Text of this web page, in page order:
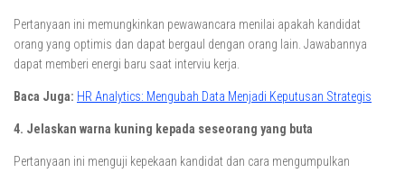
Pertanyaan ini memungkinkan pewawancara menilai apakah kandidat
orang yang optimis dan dapat bergaul dengan orang lain. Jawabannya
dapat memberi energi baru saat interviu kerja.
Baca Juga: HR Analytics: Mengubah Data Menjadi Keputusan Strategis
4. Jelaskan warna kuning kepada seseorang yang buta
Pertanyaan ini menguji kepekaan kandidat dan cara mengumpulkan